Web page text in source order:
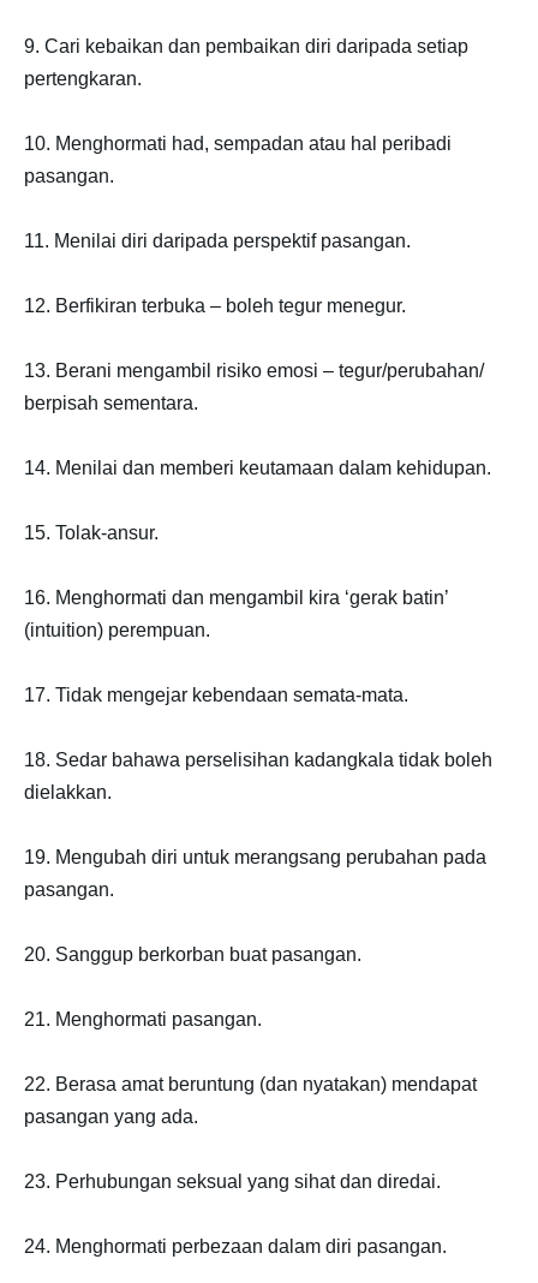
9. Cari kebaikan dan pembaikan diri daripada setiap
pertengkaran.
10. Menghormati had, sempadan atau hal peribadi
pasangan.
11. Menilai diri daripada perspektif pasangan.
12. Berfikiran terbuka – boleh tegur menegur.
13. Berani mengambil risiko emosi – tegur/perubahan/
berpisah sementara.
14. Menilai dan memberi keutamaan dalam kehidupan.
15. Tolak-ansur.
16. Menghormati dan mengambil kira ‘gerak batin’
(intuition) perempuan.
17. Tidak mengejar kebendaan semata-mata.
18. Sedar bahawa perselisihan kadangkala tidak boleh
dielakkan.
19. Mengubah diri untuk merangsang perubahan pada
pasangan.
20. Sanggup berkorban buat pasangan.
21. Menghormati pasangan.
22. Berasa amat beruntung (dan nyatakan) mendapat
pasangan yang ada.
23. Perhubungan seksual yang sihat dan diredai.
24. Menghormati perbezaan dalam diri pasangan.